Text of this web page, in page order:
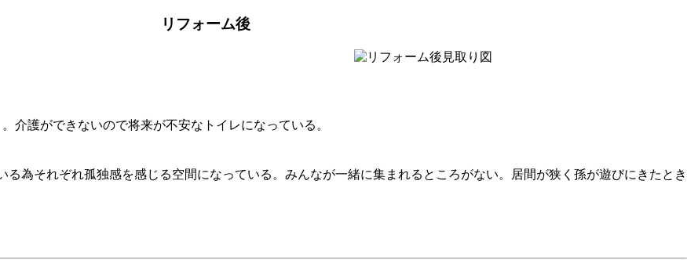
リフォーム後
介護ができないので将来が不安なトイレになっている。
為それぞれ孤独感を感じる空間になっている。みんなが一緒に集まれるところがない。居間が狭く孫が遊びにきたとき